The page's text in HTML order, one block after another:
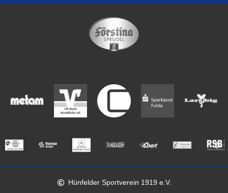
Hünfelder Sportverein 1919 e.V.